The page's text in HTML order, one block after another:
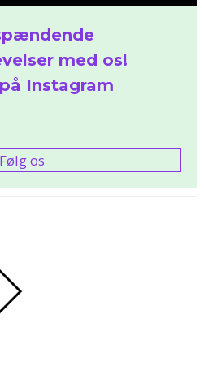
med os!
Instagram
Følg os